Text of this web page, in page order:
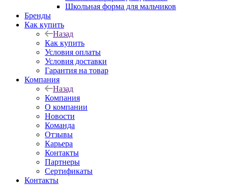
Школьная форма для мальчиков
Бренды
Как купить
Назад
Как купить
Условия оплаты
Условия доставки
Гарантия на товар
Компания
Назад
Компания
О компании
Новости
Команда
Отзывы
Карьера
Контакты
Партнеры
Сертификаты
Контакты